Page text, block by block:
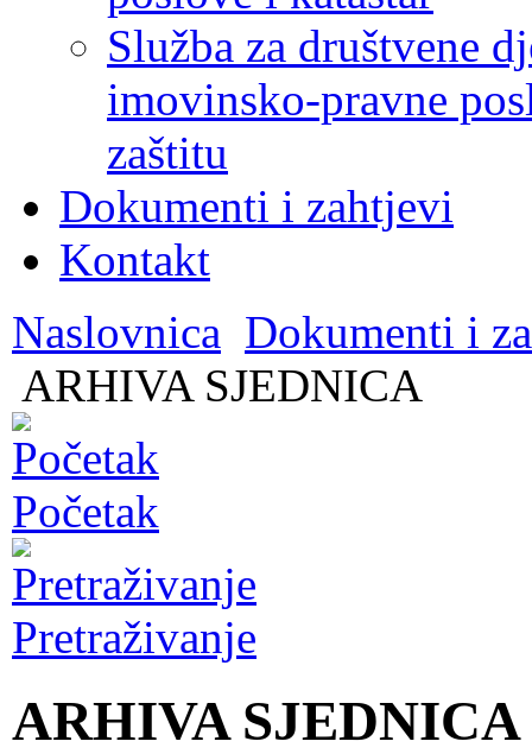
Služba za društvene
imovinsko-pravne
zaštitu
Dokumenti i zahtjevi
Kontakt
Naslovnica Dokumenti i
ARHIVA SJEDNICA
Početak
Pretraživanje
ARHIVA SJEDNICA